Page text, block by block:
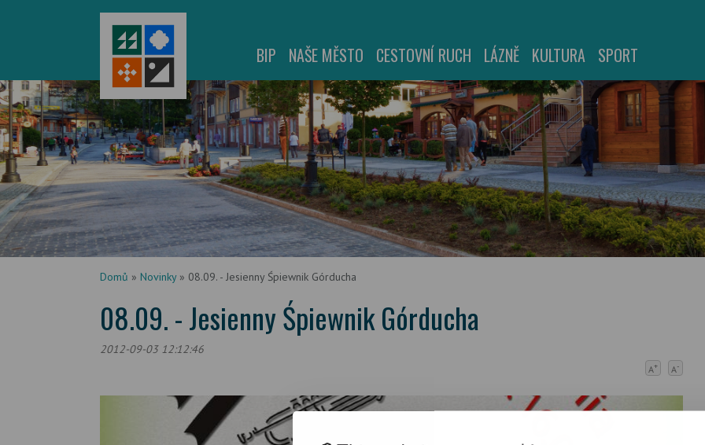
BIP NAŠE MĚSTO CESTOVNÍ RUCH LÁZNĚ KULTURA SPORT
Domů » Novinky» 08.09. - Jesienny Śpiewnik Górducha
08.09. - Jesienny Śpiewnik Górducha
2012-09-03 12:12:46
A+ A-